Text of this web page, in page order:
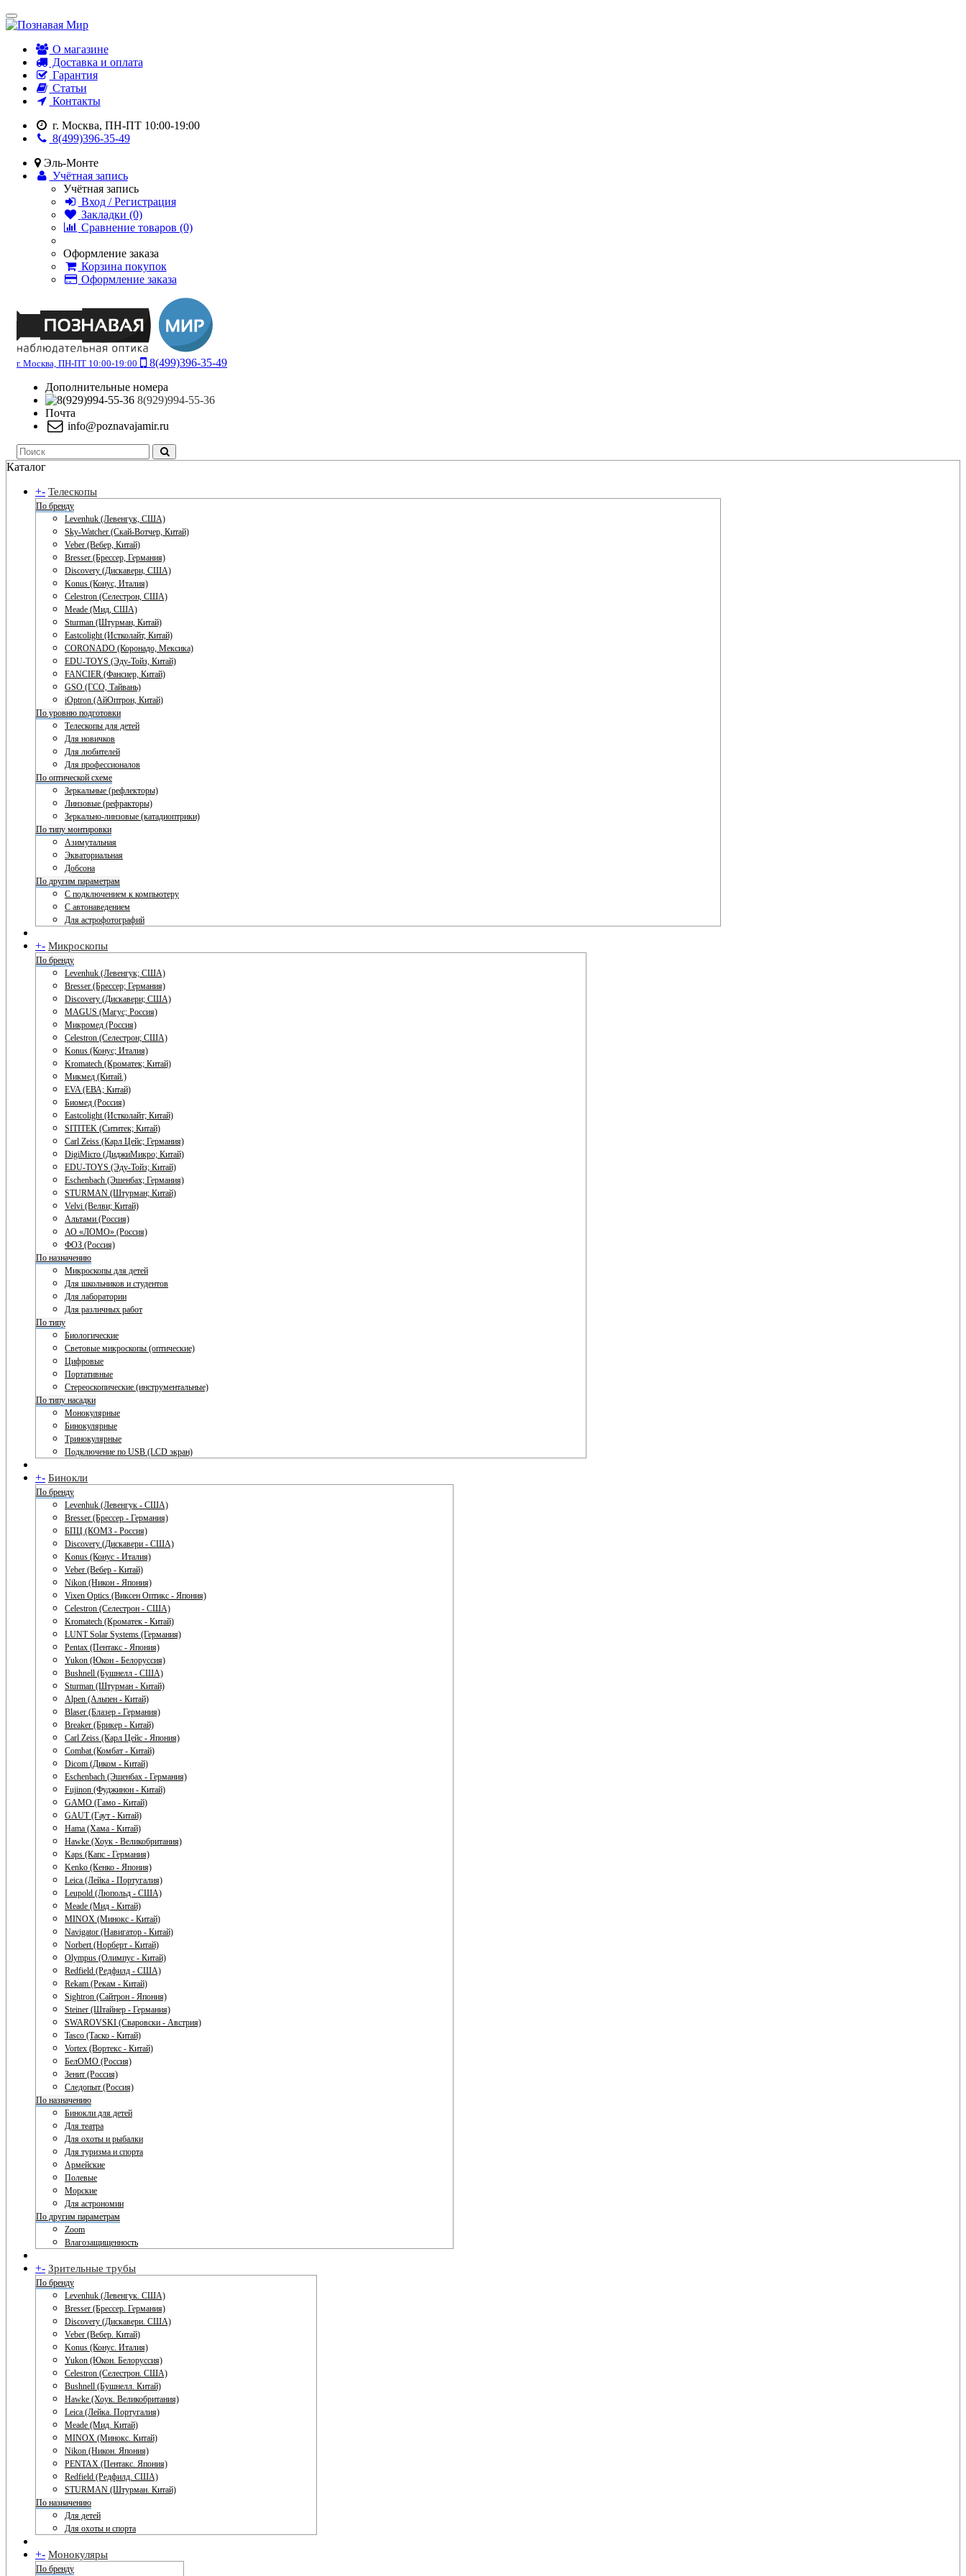
О магазине
Доставка и оплата
Гарантия
Статьи
Контакты
г. Москва, ПН-ПТ 10:00-19:00
8(499)396-35-49
Эль-Монте
Учётная запись
Учётная запись
Вход / Регистрация
Закладки (0)
Сравнение товаров (0)
Оформление заказа
Корзина покупок
Оформление заказа
г. Москва, ПН-ПТ 10:00-19:00
8(499)396-35-49
Дополнительные номера
8(929)994-55-36
Почта
info@poznavajamir.ru
Каталог
+- Телескопы
По бренду
Levenhuk (Левенгук, США)
Sky-Watcher (Скай-Вотчер, Китай)
Veber (Вебер, Китай)
Bresser (Брессер, Германия)
Discovery (Дискавери, США)
Konus (Конус, Италия)
Celestron (Селестрон, США)
Meade (Мид, США)
Sturman (Штурман, Китай)
Eastcolight (Истколайт, Китай)
CORONADO (Коронадо, Мексика)
EDU-TOYS (Эду-Тойз, Китай)
FANCIER (Фансиер, Китай)
GSO (ГСО, Тайвань)
iOptron (АйОптрон, Китай)
По уровню подготовки
Телескопы для детей
Для новичков
Для любителей
Для профессионалов
По оптической схеме
Зеркальные (рефлекторы)
Линзовые (рефракторы)
Зеркально-линзовые (катадиоптрики)
По типу монтировки
Азимутальная
Экваториальная
Добсона
По другим параметрам
С подключением к компьютеру
С автонаведением
Для астрофотографий
+- Микроскопы
По бренду
Levenhuk (Левенгук; США)
Bresser (Брессер; Германия)
Discovery (Дискавери; США)
MAGUS (Магус; Россия)
Микромед (Россия)
Celestron (Селестрон; США)
Konus (Конус; Италия)
Kromatech (Кроматек; Китай)
Микмед (Китай.)
EVA (ЕВА; Китай)
Биомед (Россия)
Eastcolight (Истколайт; Китай)
SITITEK (Сититек; Китай)
Carl Zeiss (Карл Цейс; Германия)
DigiMicro (ДиджиМикро; Китай)
EDU-TOYS (Эду-Тойз; Китай)
Eschenbach (Эшенбах; Германия)
STURMAN (Штурман; Китай)
Velvi (Велви; Китай)
Альтами (Россия)
АО «ЛОМО» (Россия)
ФОЗ (Россия)
По назначению
Микроскопы для детей
Для школьников и студентов
Для лаборатории
Для различных работ
По типу
Биологические
Световые микроскопы (оптические)
Цифровые
Портативные
Стереоскопические (инструментальные)
По типу насадки
Монокулярные
Бинокулярные
Тринокулярные
Подключение по USB (LCD экран)
+- Бинокли
По бренду
Levenhuk (Левенгук - США)
Bresser (Брессер - Германия)
БПЦ (КОМЗ - Россия)
Discovery (Дискавери - США)
Konus (Конус - Италия)
Veber (Вебер - Китай)
Nikon (Никон - Япония)
Vixen Optics (Виксен Оптикс - Япония)
Celestron (Селестрон - США)
Kromatech (Кроматек - Китай)
LUNT Solar Systems (Германия)
Pentax (Пентакс - Япония)
Yukon (Юкон - Белоруссия)
Bushnell (Бушнелл - США)
Sturman (Штурман - Китай)
Alpen (Альпен - Китай)
Blaser (Блазер - Германия)
Breaker (Брикер - Китай)
Carl Zeiss (Карл Цейс - Япония)
Combat (Комбат - Китай)
Dicom (Диком - Китай)
Eschenbach (Эшенбах - Германия)
Fujinon (Фуджинон - Китай)
GAMO (Гамо - Китай)
GAUT (Гаут - Китай)
Hama (Хама - Китай)
Hawke (Хоук - Великобритания)
Kaps (Капс - Германия)
Kenko (Кенко - Япония)
Leica (Лейка - Португалия)
Leupold (Люпольд - США)
Meade (Мид - Китай)
MINOX (Минокс - Китай)
Navigator (Навигатор - Китай)
Norbert (Норберт - Китай)
Olympus (Олимпус - Китай)
Redfield (Редфилд - США)
Rekam (Рекам - Китай)
Sightron (Сайтрон - Япония)
Steiner (Штайнер - Германия)
SWAROVSKI (Сваровски - Австрия)
Tasco (Таско - Китай)
Vortex (Вортекс - Китай)
БелОМО (Россия)
Зенит (Россия)
Следопыт (Россия)
По назначению
Бинокли для детей
Для театра
Для охоты и рыбалки
Для туризма и спорта
Армейские
Полевые
Морские
Для астрономии
По другим параметрам
Zoom
Влагозащищенность
+- Зрительные трубы
По бренду
Levenhuk (Левенгук. США)
Bresser (Брессер. Германия)
Discovery (Дискавери. США)
Veber (Вебер. Китай)
Konus (Конус. Италия)
Yukon (Юкон. Белоруссия)
Celestron (Селестрон. США)
Bushnell (Бушнелл. Китай)
Hawke (Хоук. Великобритания)
Leica (Лейка. Португалия)
Meade (Мид. Китай)
MINOX (Минокс. Китай)
Nikon (Никон. Япония)
PENTAX (Пентакс. Япония)
Redfield (Редфилд. США)
STURMAN (Штурман. Китай)
По назначению
Для детей
Для охоты и спорта
+- Монокуляры
По бренду